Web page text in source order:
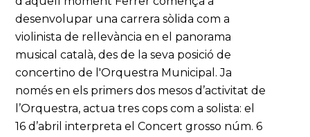
desenvolupar una carrera sòlida com a
violinista de rellevància en el panorama
musical català, des de la seva posició de
concertino de l'Orquestra Municipal. Ja
només en els primers dos mesos d’activitat de
l’Orquestra, actua tres cops com a solista: el
16 d’abril interpreta el Concert grosso núm. 6